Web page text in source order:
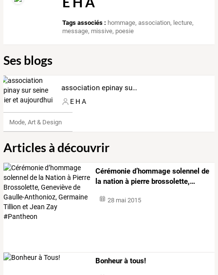
Tags associés : hommage,association, lecture,
message, missive, poesie
Ses blogs
association epinay sur seine hier et aujourdhui
E H A
Mode, Art & Design
Articles à découvrir
Cérémonie d’hommage solennel de
la nation à pierre brossolette,…
28 mai 2015
Bonheur à tous!